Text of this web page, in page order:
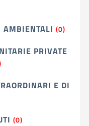
(0)
PRIVATE
E DI
(0)